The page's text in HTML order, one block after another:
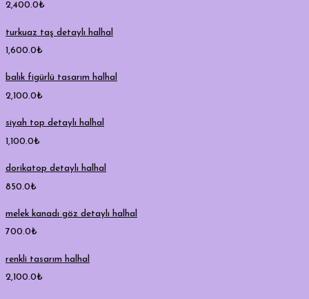
2,400.0₺
turkuaz taş detaylı halhal
1,600.0₺
balık figürlü tasarım halhal
2,100.0₺
siyah top detaylı halhal
1,100.0₺
dorikatop detaylı halhal
850.0₺
melek kanadı göz detaylı halhal
700.0₺
renkli tasarım halhal
2,100.0₺